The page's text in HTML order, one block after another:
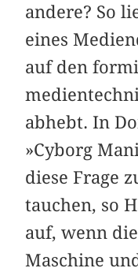
andere? So
eines
auf den
abhebt. In
»Cyborg
diese Frage
tauchen, so
auf, wenn
Maschine